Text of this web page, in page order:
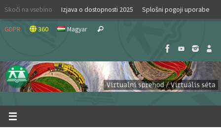
Skip
content
Skoči na vsebino Izjava o dostopnosti 2025 Splošni pogoji uporabe
GDPR 360 Magyar Search